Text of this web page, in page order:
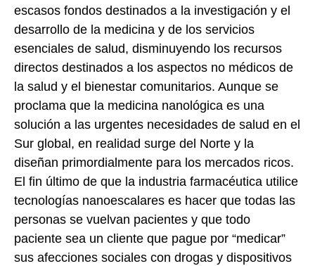
escasos fondos destinados a la investigación y el
desarrollo de la medicina y de los servicios
esenciales de salud, disminuyendo los recursos
directos destinados a los aspectos no médicos de
la salud y el bienestar comunitarios. Aunque se
proclama que la medicina nanológica es una
solución a las urgentes necesidades de salud en el
Sur global, en realidad surge del Norte y la
diseñan primordialmente para los mercados ricos.
El fin último de que la industria farmacéutica utilice
tecnologías nanoescalares es hacer que todas las
personas se vuelvan pacientes y que todo
paciente sea un cliente que pague por “medicar”
sus afecciones sociales con drogas y dispositivos